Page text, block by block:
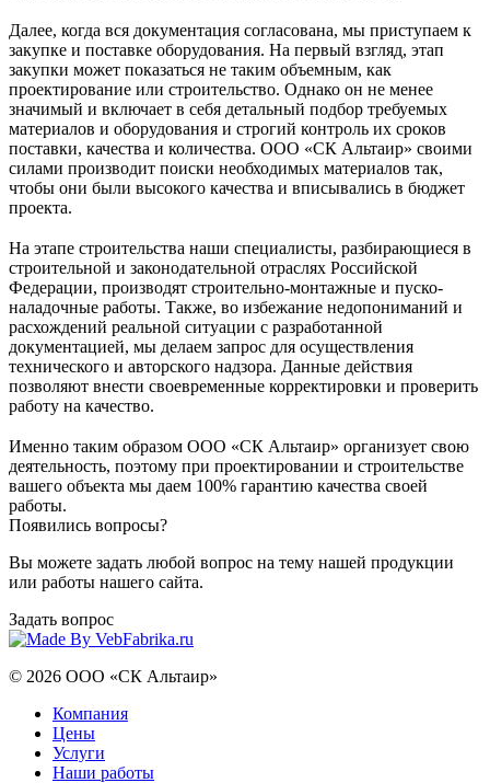
Далее, когда вся документация согласована, мы приступаем к
закупке и поставке оборудования. На первый взгляд, этап
закупки может показаться не таким объемным, как
проектирование или строительство. Однако он не менее
значимый и включает в себя детальный подбор требуемых
материалов и оборудования и строгий контроль их сроков
поставки, качества и количества. ООО «СК Альтаир» своими
силами производит поиски необходимых материалов так,
чтобы они были высокого качества и вписывались в бюджет
проекта.
На этапе строительства наши специалисты, разбирающиеся в
строительной и законодательной отраслях Российской
Федерации, производят строительно-монтажные и пуско-
наладочные работы. Также, во избежание недопониманий и
расхождений реальной ситуации с разработанной
документацией, мы делаем запрос для осуществления
технического и авторского надзора. Данные действия
позволяют внести своевременные корректировки и проверить
работу на качество.
Именно таким образом ООО «СК Альтаир» организует свою
деятельность, поэтому при проектировании и строительстве
вашего объекта мы даем 100% гарантию качества своей
работы.
Появились вопросы?
Вы можете задать любой вопрос на тему нашей продукции
или работы нашего сайта.
Задать вопрос
© 2026 ООО «СК Альтаир»
Компания
Цены
Услуги
Наши работы